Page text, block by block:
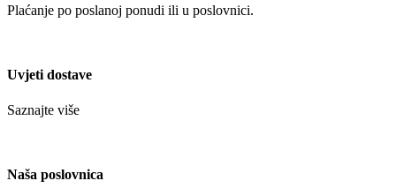
Plaćanje po poslanoj ponudi ili u poslovnici.
Uvjeti dostave
Saznajte više
Naša poslovnica